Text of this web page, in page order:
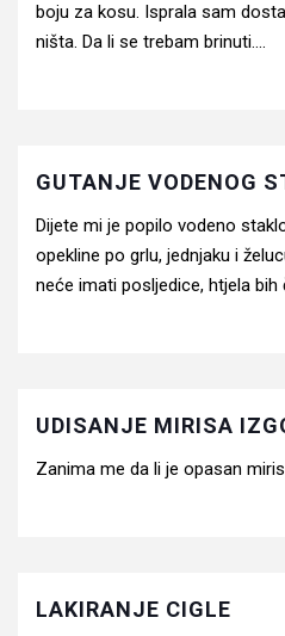
boju za kosu. Isprala sam
ništa. Da li se trebam brinuti....
GUTANJE VODENOG
Dijete mi je popilo vodeno
opekline po grlu, jednjaku i
neće imati posljedice, htjela bih
UDISANJE MIRISA
Zanima me da li je opasan
LAKIRANJE CIGLE